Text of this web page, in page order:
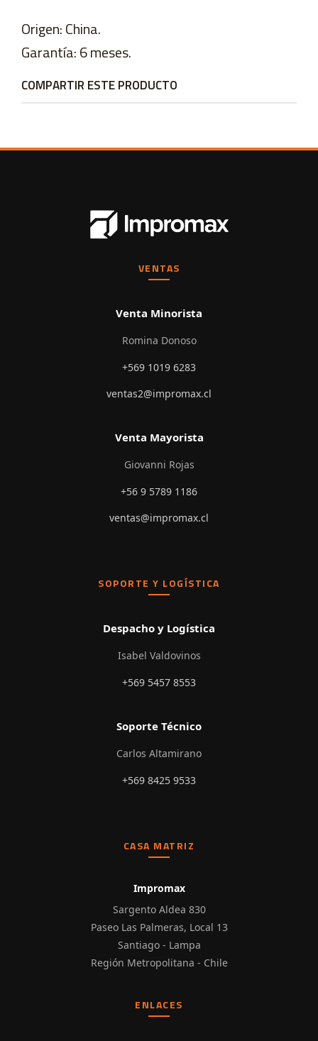
Origen: China.
Garantía: 6 meses.
COMPARTIR ESTE PRODUCTO
VENTAS
Venta Minorista
Romina Donoso
+569 1019 6283
ventas2@impromax.cl
Venta Mayorista
Giovanni Rojas
+56 9 5789 1186
ventas@impromax.cl
SOPORTE Y LOGÍSTICA
Despacho y Logística
Isabel Valdovinos
+569 5457 8553
Soporte Técnico
Carlos Altamirano
+569 8425 9533
CASA MATRIZ
Impromax
Sargento Aldea 830
Paseo Las Palmeras, Local 13
Santiago - Lampa
Región Metropolitana - Chile
ENLACES